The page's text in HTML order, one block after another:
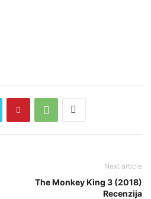
Next article
The Monkey King 3 (2018)
Recenzija